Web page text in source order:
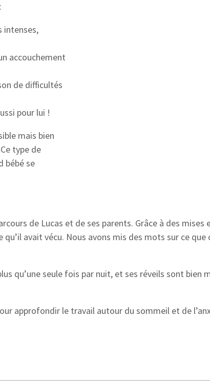
intenses,
accouchement
de difficultés
pour lui !
mais bien
type de
bébé se
de Lucas et de ses parents. Grâce à des mises
avait vécu. Nous avons mis des mots sur ce que
qu’une seule fois par nuit, et ses réveils sont bien
approfondir le travail autour du sommeil et de